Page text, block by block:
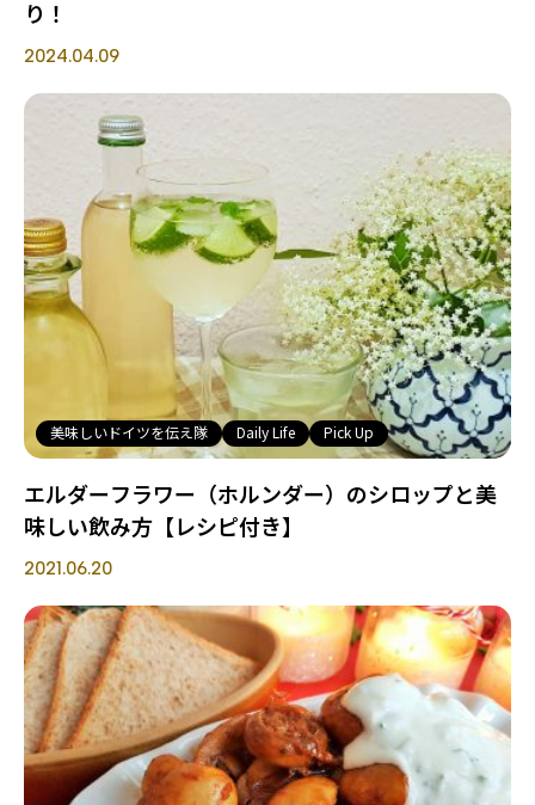
り！
2024.04.09
美味しいドイツを伝え隊 Daily Life Pick Up
エルダーフラワー（ホルンダー）のシロップと美
味しい飲み方【レシピ付き】
2021.06.20